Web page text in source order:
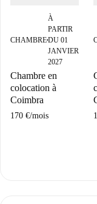
CHAMBRE■
À
PARTIR
DU 01
JANVIER
2027
Chambre en
colocation à
Coimbra
170 €/mois